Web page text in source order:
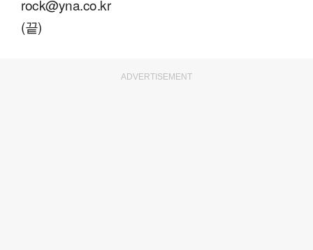
rock@yna.co.kr
(끝)
ADVERTISEMENT